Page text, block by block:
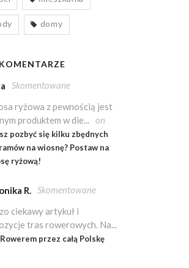
domy
Skomentowane
ryżowa z pewnością jest
produktem w die... on
pozbyć się kilku zbędnych
na wiosnę? Postaw na
ryżową!
R. Skomentowane
ciekawy artykuł i
tras rowerowych. Na...
Rowerem przez całą Polskę